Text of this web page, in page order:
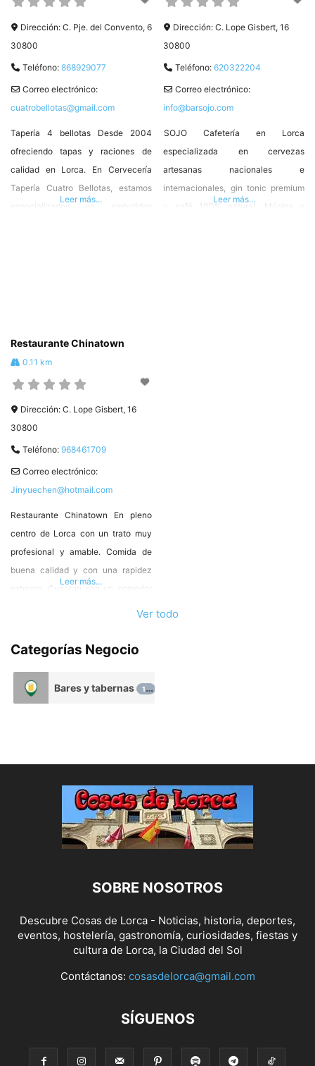
Dirección: C. Pje. del Convento, 6
30800
Teléfono: 868929077
Correo electrónico:
cuatrobellotas@gmail.com
Tapería 4 bellotas Desde 2004
ofreciendo tapas y raciones de
calidad en Lorca. En Cervecería
Tapería Cuatro Bellotas, estamos
especializados en embutidos
Leer más...
Dirección: C. Lope Gisbert, 16
30800
Teléfono: 620322204
Correo electrónico:
info@barsojo.com
SOJO Cafetería en Lorca
especializada en cervezas
artesanas nacionales e
internacionales, gin tonic premium
y café 100% natural. Música y
Leer más...
Restaurante Chinatown
0.11 km
Dirección: C. Lope Gisbert, 16
30800
Teléfono: 968461709
Correo electrónico:
Jinyuechen@hotmail.com
Restaurante Chinatown En pleno
centro de Lorca con un trato muy
profesional y amable. Comida de
buena calidad y con una rapidez
extrema. Cuentan con un comedor
rollitos, los tallarines y el kubak de
picante de Lorca. C. Pasaje del
Convento, 2,
Leer más...
Ver todo
Categorías Negocio
Bares y tabernas 15
SOBRE NOSOTROS
Descubre Cosas de Lorca - Noticias, historia, deportes,
eventos, hostelería, gastronomía, curiosidades, fiestas y
cultura de Lorca, la Ciudad del Sol
Contáctanos: cosasdelorca@gmail.com
SÍGUENOS